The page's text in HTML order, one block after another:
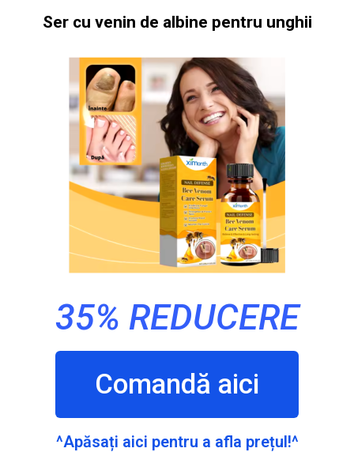
Ser cu venin de albine pentru unghii
35% REDUCERE
Comandă aici
^Apăsați aici pentru a afla prețul!^